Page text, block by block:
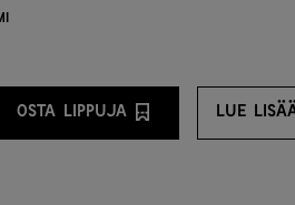
OSTA LIPPUJA
OSTA LIPPUJA LUE
LUE